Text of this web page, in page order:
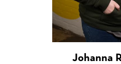
Johanna